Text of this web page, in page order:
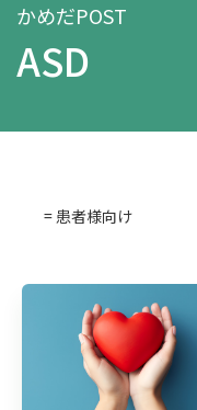
かめだPOST
ASD
= 患者様向け